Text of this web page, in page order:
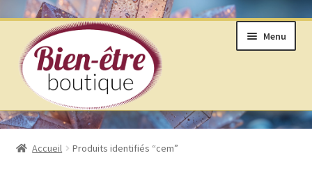
Aller
la
navigation
Aller
contenu
Menu
BOUTIQUE
Accueil Produits identifiés “cem”